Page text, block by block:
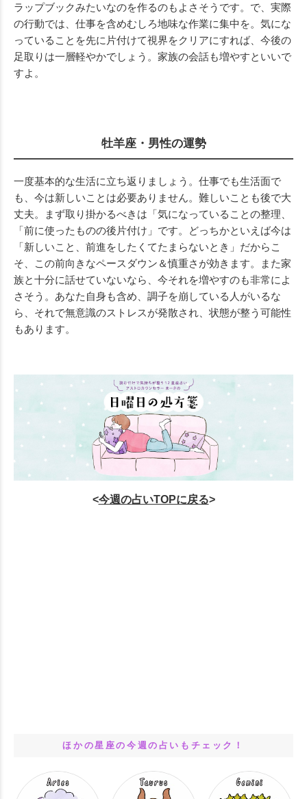
ラップブックみたいなのを作るのもよさそうです。で、実際
の行動では、仕事を含めむしろ地味な作業に集中を。気にな
っていることを先に片付けて視界をクリアにすれば、今後の
足取りは一層軽やかでしょう。家族の会話も増やすといいで
すよ。
牡羊座・男性の運勢
一度基本的な生活に立ち返りましょう。仕事でも生活面で
も、今は新しいことは必要ありません。難しいことも後で大
丈夫。まず取り掛かるべきは「気になっていることの整理、
「前に使ったものの後片付け」です。どっちかといえば今は
「新しいこと、前進をしたくてたまらないとき」だからこ
そ、この前向きなペースダウン＆慎重さが効きます。また家
族と十分に話せていないなら、今それを増やすのも非常によ
さそう。あなた自身も含め、調子を崩している人がいるな
ら、それで無意識のストレスが発散され、状態が整う可能性
もあります。
<今週の占いTOPに戻る>
ほかの星座の今週の占いもチェック！